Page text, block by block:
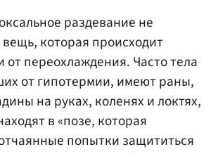
раздевание не
которая происходит
переохлаждения. Часто тела
от гипотермии, имеют раны,
на руках, коленях и локтях,
в «позе, которая
попытки защититься